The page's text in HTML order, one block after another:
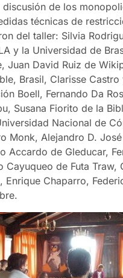
discusión de los
técnicas de
del taller: Silvia
y la Universidad de
Juan David Ruiz de
Brasil, Clarisse
Boell, Fernando Da
Susana Fiorito de la
Nacional de
Monk, Alejandro D.
Accardo de Gleducar,
Cayuqueo de Futa Traw,
Enrique Chaparro,